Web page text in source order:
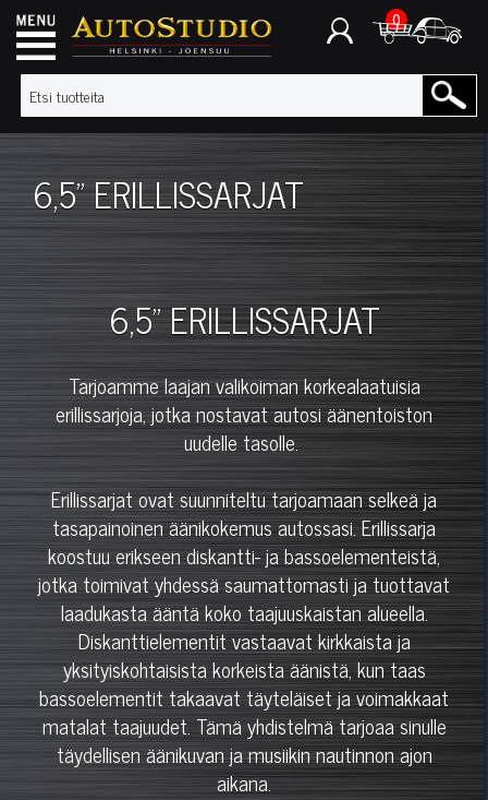
0
6,5" ERILLISSARJAT
6,5" ERILLISSARJAT
Tarjoamme laajan valikoiman korkealaatuisia
erillissarjoja, jotka nostavat autosi äänentoiston
uudelle tasolle.
Erillissarjat ovat suunniteltu tarjoamaan selkeä ja
tasapainoinen äänikokemus autossasi. Erillissarja
koostuu erikseen diskantti- ja bassoelementeistä,
jotka toimivat yhdessä saumattomasti ja tuottavat
laadukasta ääntä koko taajuuskaistan alueella.
Diskanttielementit vastaavat kirkkaista ja
yksityiskohtaisista korkeista äänistä, kun taas
bassoelementit takaavat täyteläiset ja voimakkaat
matalat taajuudet. Tämä yhdistelmä tarjoaa sinulle
täydellisen äänikuvan ja musiikin nautinnon ajon
aikana.